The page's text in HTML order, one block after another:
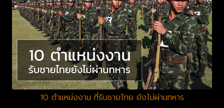
10 ตำแหน่งงาน ที่รับชายไทย ยังไม่ผ่านทหาร